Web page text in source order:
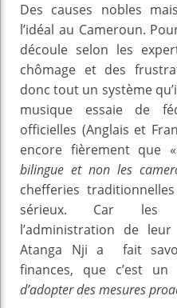
Des causes nobles
l’idéal au Cameroun.
découle selon les
chômage et des
donc tout un système
musique essaie de
officielles (Anglais et
encore fièrement que «
bilingue et non les
chefferies
sérieux. Car les
l’administration de
Atanga Nji a fait
finances, que c’est
d’adopter des mesures